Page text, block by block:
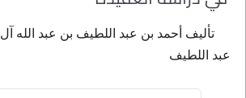
تأليف أحمد بن عبد اللطيف بن عبد الله آل
عبد اللطيف